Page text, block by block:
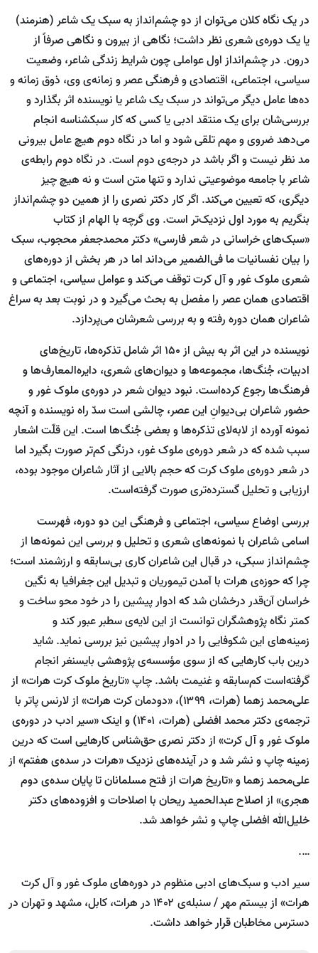
در یک نگاه کلان می‌توان از دو چشم‌انداز به سبک یک شاعر (هنرمند)
یا یک دوره‌ی شعری نظر داشت؛ نگاهی از بیرون و نگاهی صرفاً از
درون. در چشم‌انداز اول عواملی چون شرایط زندگی شاعر، وضعیت
سیاسی، اجتماعی، اقتصادی و فرهنگی عصر و زمانه‌ی وی، ذوق زمانه و
ده‌ها عامل دیگر می‌تواند در سبک یک شاعر یا نویسنده اثر بگذارد و
بررسی‌شان برای یک منتقد ادبی یا کسی که کار سبکشناسه انجام
می‌دهد ضروی و مهم تلقی شود و اما در نگاه دوم هیچ عامل بیرونی
مد نظر نیست و اگر باشد در درجه‌ی دوم است. در نگاه دوم رابطه‌ی
شاعر با جامعه موضوعیتی ندارد و تنها متن است و نه هیچ چیز
دیگری، که تعیین می‌کند. اگر کار دکتر نصری را از همین دو چشم‌انداز
بنگریم به مورد اول نزدیک‌تر است. وی گرچه با الهام از کتاب
«سبک‌های خراسانی در شعر فارسی» دکتر محمدجعفر محجوب، سبک
را بیان نفسانیات ما فی‌الضمیر می‌داند اما در هر بخش از دوره‌های
شعری ملوک غور و آل کرت توقف می‌کند و عوامل سیاسی، اجتماعی و
اقتصادی همان عصر را مفصل به بحث می‌گیرد و در نوبت بعد به سراغ
شاعران همان دوره رفته و به بررسی شعرشان می‌پردازد.
نویسنده در این اثر به بیش از ۱۵۰ اثر شامل تذکره‌ها، تاریخ‌های
ادبیات، جُنگ‌ها، مجموعه‌ها و دیوان‌های شعری، دایره‌المعارف‌ها و
فرهنگ‌ها رجوع کرده‌است. نبود دیوان شعر در دوره‌ی ملوک غور و
حضور شاعران بی‌دیوانِ این عصر، چالشی است سدّ راه نویسنده و آنچه
نمونه‌ آورده از لابه‌لای تذکره‌ها و بعضی جُنگ‌ها است. این قلّت اشعار
سبب شده که در شعر دوره‌ی ملوک غور، درنگی کم‌تر صورت بگیرد اما
در شعر دوره‌ی ملوک کرت که حجم بالایی از آثار شاعران موجود بوده،
ارزیابی و تحلیل گسترده‌تری صورت گرفته‌است.
بررسی اوضاع سیاسی، اجتماعی و فرهنگی این دو دوره، فهرست
اسامی شاعران با نمونه‌های شعری و تحلیل و بررسی این نمونه‌ها از
چشم‌انداز سبکی، در قبال این شاعران کاری بی‌سابقه و ارزشمند است؛
چرا که حوزه‌ی هرات با آمدن تیموریان و تبدیل این جغرافیا به نگین
خراسان آن‌قدر درخشان شد که ادوار پیشین را در خود محو ساخت و
کمتر نگاه‌ پژوهشگران توانست از این لایه‌ی سطبر عبور کند و
زمینه‌های این شکوفایی را در ادوار پیشین نیز بررسی نماید. شاید
درین باب کارهایی که از سوی مؤسسه‌ی‌ پژوهشی بایسنغر انجام
گرفته‌است کم‌سابقه و غنیمت باشد. چاپ «تاریخ ملوک کرت هرات» از
علی‌محمد زهما (هرات، ۱۳۹۹)، «دودمان کرت هرات» از لارنس پاتر با
ترجمه‌ی دکتر محمد افضلی (هرات، ۱۴۰۱) و اینک «سیر ادب در دوره‌ی
ملوک غور و آل کرت» از دکتر نصری حق‌شناس کارهایی است که درین
زمینه چاپ و نشر شد و در آینده‌های نزدیک «هرات در سده‌ی هفتم» از
علی‌محمد زهما و «تاریخ هرات از فتح مسلمانان تا پایان سده‌ی‌ دوم
هجری» از اصلاح عبدالحمید ریحان با اصلاحات و افزوده‌های دکتر
خلیل‌الله افضلی چاپ و نشر خواهد شد.
….
سیر ادب و سبک‌های ادبی منظوم در دوره‌های ملوک غور و آل کرت
هرات» از بیستم مهر / سنبله‌ی ۱۴۰۲ در هرات، کابل، مشهد و تهران در
دسترس مخاطبان قرار خواهد داشت.